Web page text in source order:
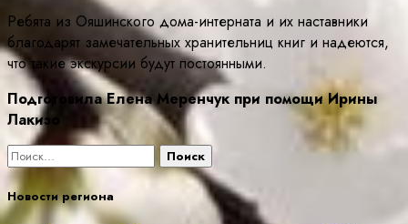
Ребята из Ояшинского дома-интерната и их наставники
благодарят замечательных хранительниц книг и надеются,
что такие экскурсии будут постоянными.
Подготовила Елена Меренчук при помощи Ирины
Лакизо
Найти:
Новости региона